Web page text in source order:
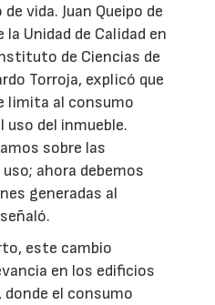
vida. Juan Queipo de
la Unidad de Calidad en
de Ciencias de
Torroja, explicó que
limita al consumo
del inmueble.
sobre las
ahora debemos
generadas al
este cambio
en los edificios
donde el consumo